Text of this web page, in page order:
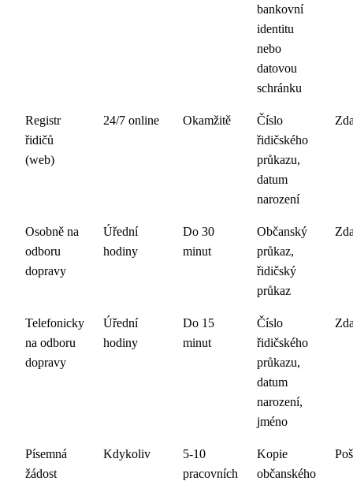
bankovní
identitu
nebo
datovou
schránku
Registr
řidičů
(web)
24/7 online Okamžitě
Číslo
řidičského
průkazu,
datum
narození
Osobně na
odboru
dopravy
Úřední
hodiny
Do 30
minut
Občanský
průkaz,
řidičský
průkaz
Telefonicky
na odboru
dopravy
Úřední
hodiny
Do 15
minut
Číslo
řidičského
průkazu,
datum
narození,
jméno
Písemná
žádost
Kdykoliv
5-10
pracovních
Kopie
občanského